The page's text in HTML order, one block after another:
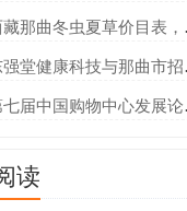
曲冬虫夏草价目表，冬虫夏草如何分等级 ？什么价
堂健康科技与那曲市招商局达成战略合作
中国购物中心发展论坛在上海浦东国际会议中心成功举办
读